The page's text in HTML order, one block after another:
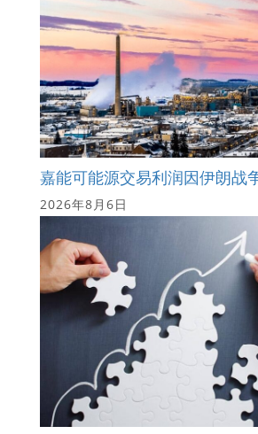
嘉能可能源交易利润因伊朗战
2026年8月6日